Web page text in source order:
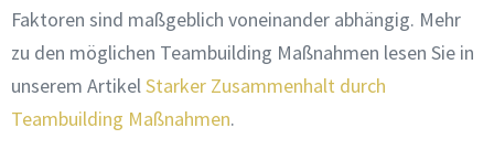
Faktoren sind maßgeblich voneinander abhängig. Mehr
zu den möglichen Teambuilding Maßnahmen lesen Sie in
unserem ArtikelStarker Zusammenhalt durch
Teambuilding Maßnahmen.